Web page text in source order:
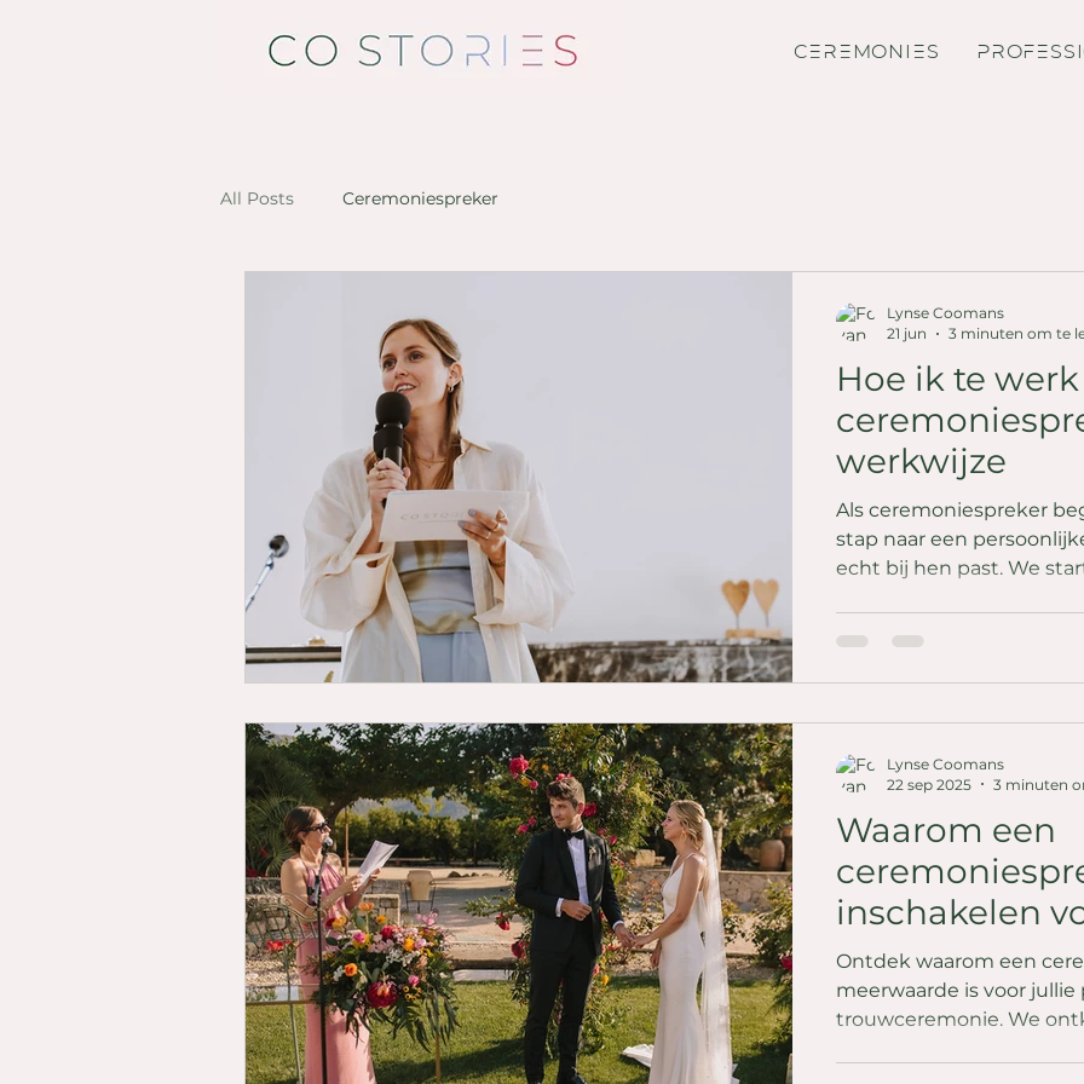
CEREMONIES
All Posts Ceremoniespreker
Hoe ik te
werkwijze
Als ceremoniespreker
stap naar een
echt bij hen past. We
gesprekken. Op basis
ceremonie op maat uit,
voorbereiding en zorg
helemaal
Lynse Coomans
21 jun
3 minuten om te
Waarom een
inschakelen
huwelijk?
Ontdek waarom een
meerwaarde is voor jullie
trouwceremonie. We
Lynse Coomans
22 sep 2025
3 minuten